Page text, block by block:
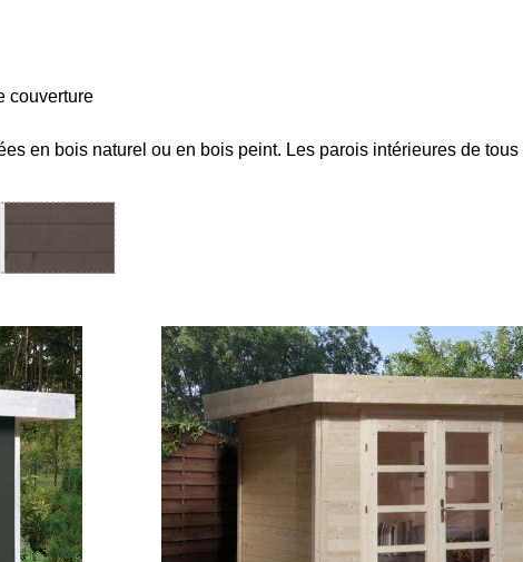
couverture
en bois naturel ou en bois peint. Les parois intérieures de